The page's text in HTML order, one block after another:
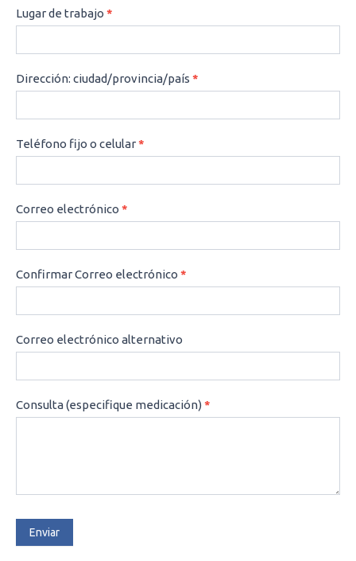
Lugar de trabajo *
Dirección: ciudad/provincia/país *
Teléfono fijo o celular*
Correo electrónico *
Confirmar Correo electrónico *
Correo electrónico alternativo
Consulta (especifique medicación)*
Enviar